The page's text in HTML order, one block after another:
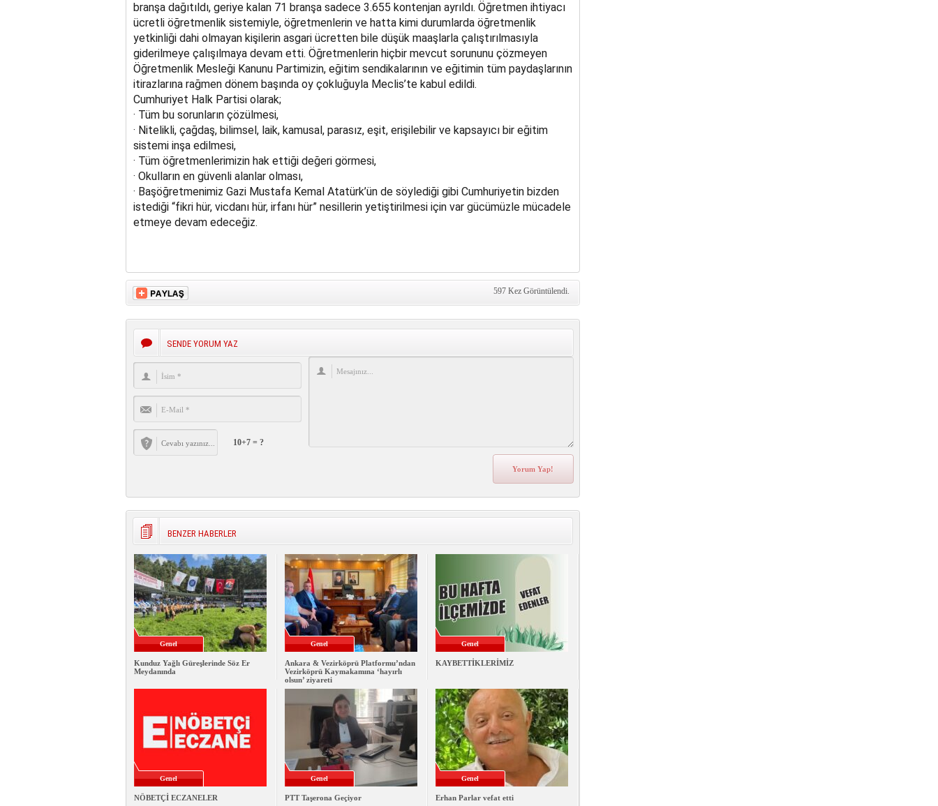
branşa dağıtıldı, geriye kalan 71 branşa sadece 3.655 kontenjan ayrıldı. Öğretmen ihtiyacı
ücretli öğretmenlik sistemiyle, öğretmenlerin ve hatta kimi durumlarda öğretmenlik
yetkinliği dahi olmayan kişilerin asgari ücretten bile düşük maaşlarla çalıştırılmasıyla
giderilmeye çalışılmaya devam etti. Öğretmenlerin hiçbir mevcut sorununu çözmeyen
Öğretmenlik Mesleği Kanunu Partimizin, eğitim sendikalarının ve eğitimin tüm paydaşlarının
itirazlarına rağmen dönem başında oy çokluğuyla Meclis’te kabul edildi.
Cumhuriyet Halk Partisi olarak;
· Tüm bu sorunların çözülmesi,
· Nitelikli, çağdaş, bilimsel, laik, kamusal, parasız, eşit, erişilebilir ve kapsayıcı bir eğitim
sistemi inşa edilmesi,
· Tüm öğretmenlerimizin hak ettiği değeri görmesi,
· Okulların en güvenli alanlar olması,
· Başöğretmenimiz Gazi Mustafa Kemal Atatürk’ün de söylediği gibi Cumhuriyetin bizden
istediği “fikri hür, vicdanı hür, irfanı hür” nesillerin yetiştirilmesi için var gücümüzle mücadele
etmeye devam edeceğiz.
597 Kez Görüntülendi.
SENDE YORUM YAZ
10+7 = ?
BENZER HABERLER
Genel
Kunduz Yağlı Güreşlerinde Söz Er
Meydanında
Genel
Ankara & Vezirköprü Platformu’ndan
Vezirköprü Kaymakamına ‘hayırlı
olsun’ ziyareti
Genel
KAYBETTİKLERİMİZ
Genel
NÖBETÇİ ECZANELER
Genel
PTT Taşerona Geçiyor
Genel
Erhan Parlar vefat etti